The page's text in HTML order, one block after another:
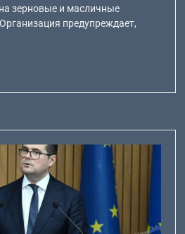
зерновые и масличные
предупреждает,